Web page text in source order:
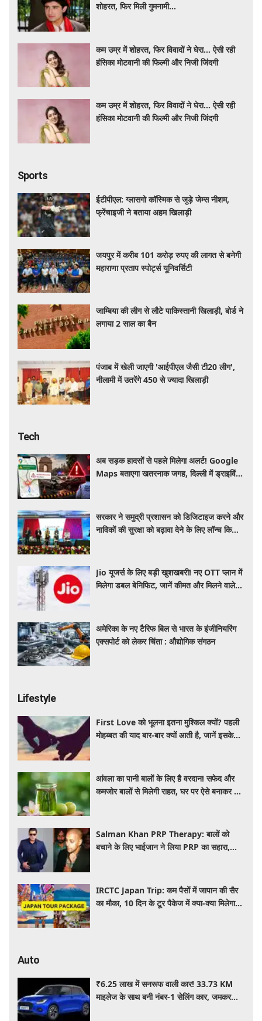
शोहरत, फिर मिली गुमनामी...
कम उम्र में शोहरत, फिर विवादों ने घेरा… ऐसी रही
हंसिका मोटवानी की फिल्मी और निजी जिंदगी
कम उम्र में शोहरत, फिर विवादों ने घेरा… ऐसी रही
हंसिका मोटवानी की फिल्मी और निजी जिंदगी
Sports
ईटीपीएल: ग्लासगो कॉस्मिक से जुड़े जेम्स नीशम,
फ्रेंचाइजी ने बताया अहम खिलाड़ी
जयपुर में करीब 101 करोड़ रुपए की लागत से बनेगी
महाराणा प्रताप स्पोर्ट्स यूनिवर्सिटी
जाम्बिया की लीग से लौटे पाकिस्तानी खिलाड़ी, बोर्ड ने
लगाया 2 साल का बैन
पंजाब में खेली जाएगी 'आईपीएल जैसी टी20 लीग',
नीलामी में उतरेंगे 450 से ज्यादा खिलाड़ी
Tech
अब सड़क हादसों से पहले मिलेगा अलर्ट! Google
Maps बताएगा खतरनाक जगह, दिल्ली में ड्राइविंग
सरकार ने समुद्री प्रशासन को डिजिटाइज करने और
नाविकों की सुरक्षा को बढ़ावा देने के लिए लॉन्च किया
Jio यूजर्स के लिए बड़ी खुशखबरी! नए OTT प्लान में
मिलेगा डबल बेनिफिट, जानें कीमत और मिलने वाले
अमेरिका के नए टैरिफ बिल से भारत के इंजीनियरिंग
एक्सपोर्ट को लेकर चिंता : औद्योगिक संगठन
Lifestyle
First Love को भूलना इतना मुश्किल क्यों? पहली
मोहब्बत की याद बार-बार क्यों आती है, जानें इसके
आंवला का पानी बालों के लिए है वरदान! सफेद और
कमजोर बालों से मिलेगी राहत, घर पर ऐसे बनाकर करें
Salman Khan PRP Therapy: बालों को
बचाने के लिए भाईजान ने लिया PRP का सहारा,
IRCTC Japan Trip: कम पैसों में जापान की सैर
का मौका, 10 दिन के टूर पैकेज में क्या-क्या मिलेगा?
Auto
₹6.25 लाख में सनरूफ वाली कार! 33.73 KM
माइलेज के साथ बनी नंबर-1 सेलिंग कार, जमकर